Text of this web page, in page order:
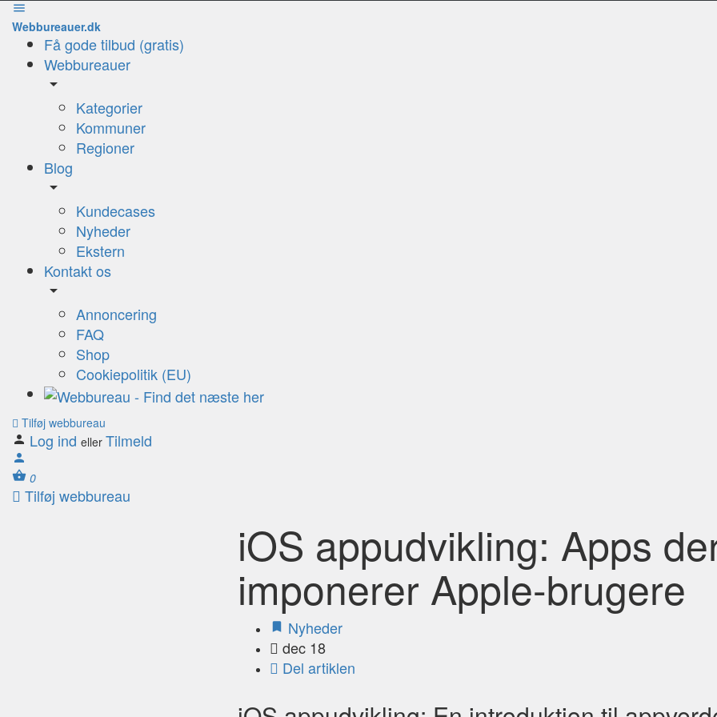
Webbureauer.dk
Få gode tilbud (gratis)
Webbureauer
Kategorier
Kommuner
Regioner
Blog
Kundecases
Nyheder
Ekstern
Kontakt os
Annoncering
FAQ
Shop
Cookiepolitik (EU)
Tilføj webbureau
Log ind eller Tilmeld
0
Tilføj webbureau
iOS appudvikling: Apps
imponerer Apple-brugere
Nyheder
dec 18
Del artiklen